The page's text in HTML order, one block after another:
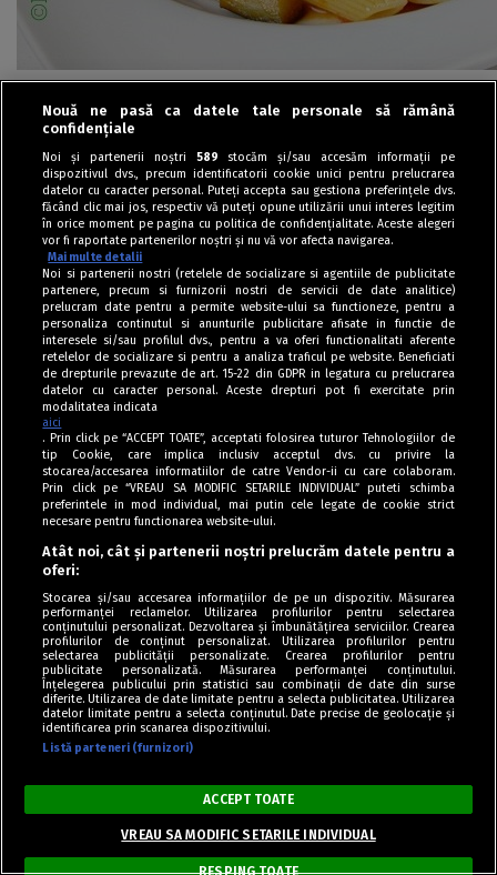
SUPA CREMA DE NAUT
HUMMUS DE FASOLE ROSIE
Nouă ne pasă ca datele tale personale să rămână
confidențiale
Noi și partenerii noștri 589 stocăm și/sau accesăm informații pe
dispozitivul dvs., precum identificatorii cookie unici pentru prelucrarea
datelor cu caracter personal. Puteți accepta sau gestiona preferințele dvs.
făcând clic mai jos, respectiv vă puteți opune utilizării unui interes legitim
în orice moment pe pagina cu politica de confidențialitate. Aceste alegeri
vor fi raportate partenerilor noștri și nu vă vor afecta navigarea.
Mai multe detalii
Noi si partenerii nostri (retelele de socializare si agentiile de publicitate
partenere, precum si furnizorii nostri de servicii de date analitice)
prelucram date pentru a permite website-ului sa functioneze, pentru a
personaliza continutul si anunturile publicitare afisate in functie de
interesele si/sau profilul dvs., pentru a va oferi functionalitati aferente
retelelor de socializare si pentru a analiza traficul pe website. Beneficiati
de drepturile prevazute de art. 15-22 din GDPR in legatura cu prelucrarea
datelor cu caracter personal. Aceste drepturi pot fi exercitate prin
modalitatea indicata
aici
. Prin click pe “ACCEPT TOATE”, acceptati folosirea tuturor Tehnologiilor de
tip Cookie, care implica inclusiv acceptul dvs. cu privire la
stocarea/accesarea informatiilor de catre Vendor-ii cu care colaboram.
Prin click pe “VREAU SA MODIFIC SETARILE INDIVIDUAL” puteti schimba
preferintele in mod individual, mai putin cele legate de cookie strict
necesare pentru functionarea website-ului.
Atât noi, cât și partenerii noștri prelucrăm datele pentru a
oferi:
Stocarea și/sau accesarea informațiilor de pe un dispozitiv. Măsurarea
performanței reclamelor. Utilizarea profilurilor pentru selectarea
conținutului personalizat. Dezvoltarea și îmbunătățirea serviciilor. Crearea
profilurilor de conținut personalizat. Utilizarea profilurilor pentru
selectarea publicității personalizate. Crearea profilurilor pentru
publicitate personalizată. Măsurarea performanței conținutului.
Înțelegerea publicului prin statistici sau combinații de date din surse
diferite. Utilizarea de date limitate pentru a selecta publicitatea. Utilizarea
datelor limitate pentru a selecta conținutul. Date precise de geolocație și
identificarea prin scanarea dispozitivului.
Listă parteneri (furnizori)
ACCEPT TOATE
RESPING TOATE
VREAU SA MODIFIC SETARILE INDIVIDUAL